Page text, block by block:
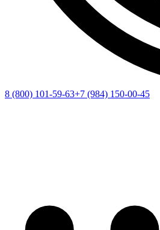
8 (800) 101-59-63+7 (984) 150-00-45